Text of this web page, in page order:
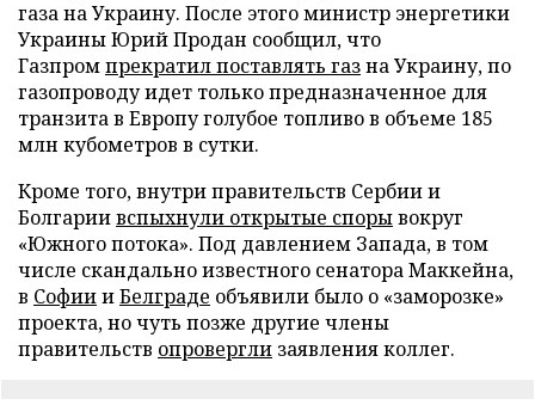
газа на Украину. После этого министр энергетики
Украины Юрий Продан сообщил, что
Газпромпрекратил поставлять газна Украину, по
газопроводу идет только предназначенное для
транзита в Европу голубое топливо в объеме 185
млн кубометров в сутки.
Кроме того, внутри правительств Сербии и
Болгариивспыхнули открытые спорывокруг
«Южного потока». Под давлением Запада, в том
числе скандально известного сенатора Маккейна,
в СофиииБелграде объявили было о «заморозке»
проекта, но чуть позже другие члены
правительств опровергли заявления коллег.